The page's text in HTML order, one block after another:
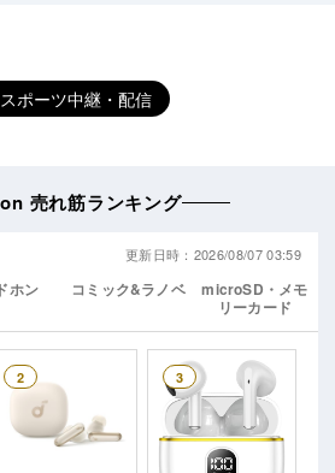
スポーツ中継・配信